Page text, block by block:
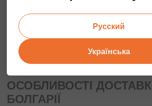
одяг, взуття, текстиль;
продукти харчування (з
крихкі та негабаритні вантажі.
ОСОБЛИВОСТІ
БОЛГАРІЇ
Русский
Українська